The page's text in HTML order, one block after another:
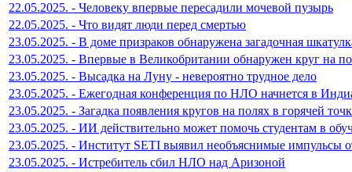
22.05.2025. - Человеку впервые пересадили мочевой пузырь
22.05.2025. - Что видят люди перед смертью
23.05.2025. - В доме призраков обнаружена загадочная
23.05.2025. - Впервые в Великобритании обнаружен круг на
23.05.2025. - Высадка на Луну - невероятно трудное дело
23.05.2025. - Ежегодная конференция по НЛО начнется в
23.05.2025. - Загадка появления кругов на полях в горячей
23.05.2025. - ИИ действительно может помочь студентам в
23.05.2025. - Институт SETI выявил необъяснимые импульсы
23.05.2025. - Истребитель сбил НЛО над Аризоной